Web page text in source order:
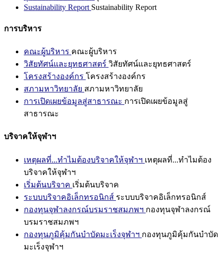
Sustainability Report Sustainability Report
การบริหาร
คณะผู้บริหาร คณะผู้บริหาร
วิสัยทัศน์และยุทธศาสตร์ วิสัยทัศน์และยุทธศาสตร์
โครงสร้างองค์กร โครงสร้างองค์กร
สภามหาวิทยาลัย สภามหาวิทยาลัย
การเปิดเผยข้อมูลสู่สาธารณะ การเปิดเผยข้อมูลสู่
สาธารณะ
บริจาคให้จุฬาฯ
เหตุผลที่...ทำไมต้องบริจาคให้จุฬาฯ เหตุผลที่...ทำไมต้อง
บริจาคให้จุฬาฯ
เริ่มต้นบริจาค เริ่มต้นบริจาค
ระบบบริจาคอิเล็กทรอนิกส์ ระบบบริจาคอิเล็กทรอนิกส์
กองทุนจุฬาลงกรณ์บรมราชสมภพฯ กองทุนจุฬาลงกรณ์
บรมราชสมภพฯ
กองทุนภูมิคุ้มกันบำบัดมะเร็งจุฬาฯ กองทุนภูมิคุ้มกันบำบัด
มะเร็งจุฬาฯ